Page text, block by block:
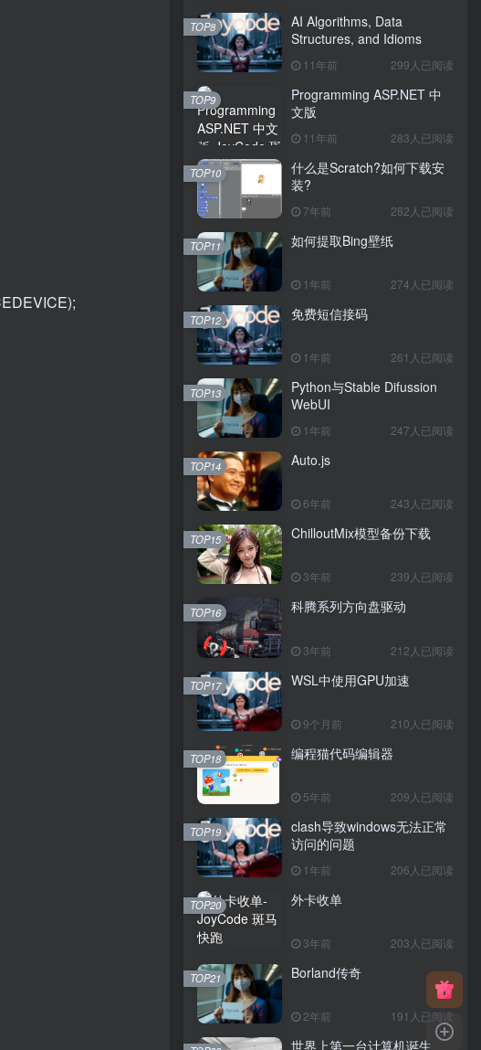
AI Algorithms, Data
Structures, and Idioms
11年前 299人已阅读
TOP8
Programming ASP.NET 中
文版
11年前 283人已阅读
TOP9
什么是Scratch?如何下载安
装?
7年前 282人已阅读
TOP10
如何提取Bing壁纸
1年前 274人已阅读
TOP11
免费短信接码
1年前 261人已阅读
TOP12
Python与Stable Difussion
WebUI
1年前 247人已阅读
TOP13
Auto.js
6年前 243人已阅读
TOP14
ChilloutMix模型备份下载
3年前 239人已阅读
TOP15
科腾系列方向盘驱动
3年前 212人已阅读
TOP16
WSL中使用GPU加速
9个月前 210人已阅读
TOP17
编程猫代码编辑器
5年前 209人已阅读
TOP18
clash导致windows无法正常
访问的问题
1年前 206人已阅读
TOP19
外卡收单
3年前 203人已阅读
TOP20
Borland传奇
2年前 191人已阅读
TOP21
世界上第一台计算机诞生